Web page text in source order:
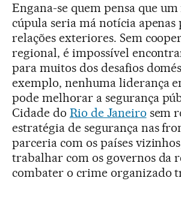
Engana-se quem pensa que um
cúpula seria má notícia apenas
relações exteriores. Sem
regional, é impossível
para muitos dos desafios
exemplo, nenhuma liderança
pode melhorar a segurança
Cidade do Rio de Janeiro sem
estratégia de segurança nas
parceria com os países
trabalhar com os governos da
combater o crime organizado